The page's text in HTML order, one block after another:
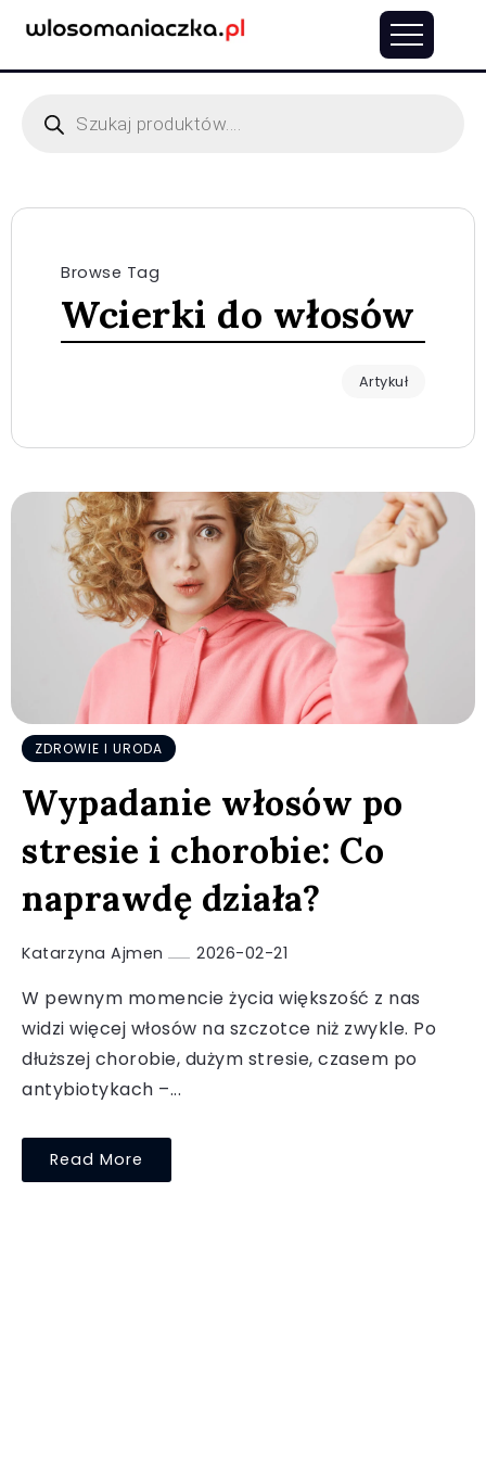
Browse Tag
Wcierki do włosów
Artykuł
ZDROWIE I URODA
Wypadanie włosów po
stresie i chorobie: Co
naprawdę działa?
Katarzyna Ajmen 2026-02-21
W pewnym momencie życia większość z nas
widzi więcej włosów na szczotce niż zwykle. Po
dłuższej chorobie, dużym stresie, czasem po
antybiotykach –...
Read More